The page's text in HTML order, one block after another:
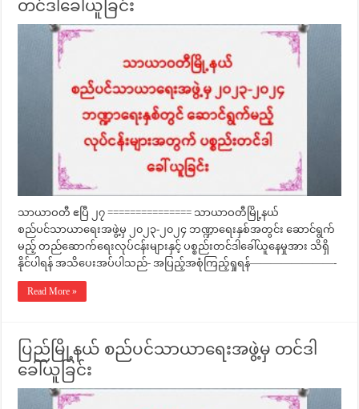
တင်ဒါခေါ်ယူခြင်း
သာယာဝတီ ဧပြီ ၂၇ =============== သာယာဝတီမြို့နယ်
စည်ပင်သာယာရေးအဖွဲ့မှ ၂၀၂၃-၂၀၂၄ ဘဏ္ဍာရေးနှစ်အတွင်း ဆောင်ရွက်
မည့် တည်ဆောက်ရေးလုပ်ငန်းများနှင့် ပစ္စည်းတင်ဒါခေါ်ယူနေမှုအား သိရှိ
နိုင်ပါရန် အသိပေးအပ်ပါသည်- အပြည့်အစုံကြည့်ရှုရန်————————-
Read More »
ပြည်မြို့နယ် စည်ပင်သာယာရေးအဖွဲ့မှ တင်ဒါ
ခေါ်ယူခြင်း